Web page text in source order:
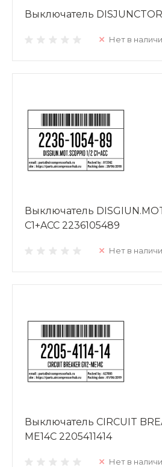
Выключатель
Нет в
Выключатель
C1+ACC 2236105489
Нет в
Выключатель CIRCUIT
ME14C 2205411414
Нет в